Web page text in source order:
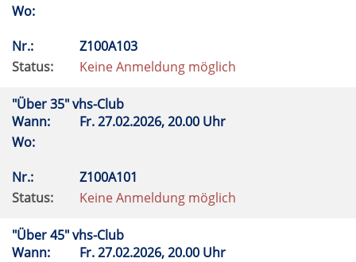
Wo:
Nr.:
Z100A103
Status:
Keine Anmeldung möglich
"Über 35" vhs-Club
Wann:
Fr.27.02.2026, 20.00 Uhr
Wo:
Nr.:
Z100A101
Status:
Keine Anmeldung möglich
"Über 45" vhs-Club
Wann:
Fr.27.02.2026, 20.00 Uhr